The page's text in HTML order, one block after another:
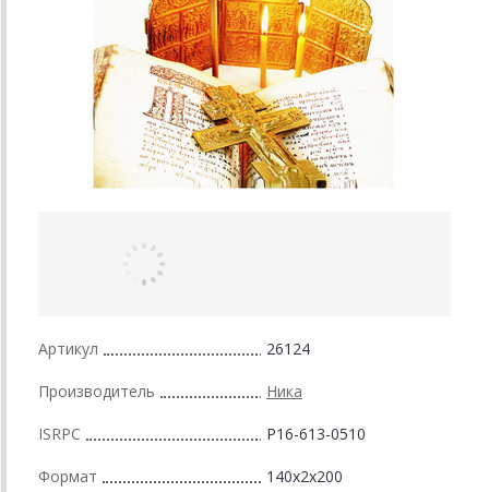
Артикул 26124
Производитель Ника
ISRPC Р16-613-0510
Формат 140x2x200